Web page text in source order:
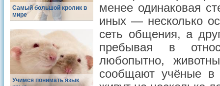
Самый большой кролик в
мире
Учимся понимать язык
менее одинаковая
иных — несколько
сеть общения, а
пребывая в
любопытно,
сообщают учёные в